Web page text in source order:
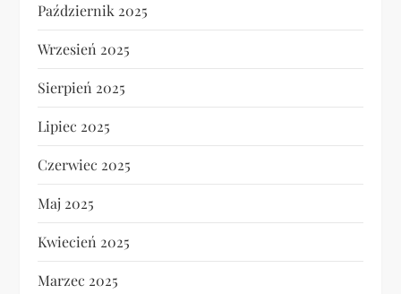
Październik 2025
Wrzesień 2025
Sierpień 2025
Lipiec 2025
Czerwiec 2025
Maj 2025
Kwiecień 2025
Marzec 2025